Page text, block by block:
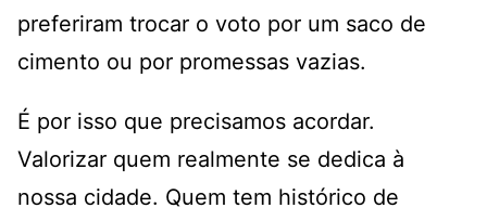
preferiram trocar o voto por um saco de
cimento ou por promessas vazias.
É por isso que precisamos acordar.
Valorizar quem realmente se dedica à
nossa cidade. Quem tem histórico de